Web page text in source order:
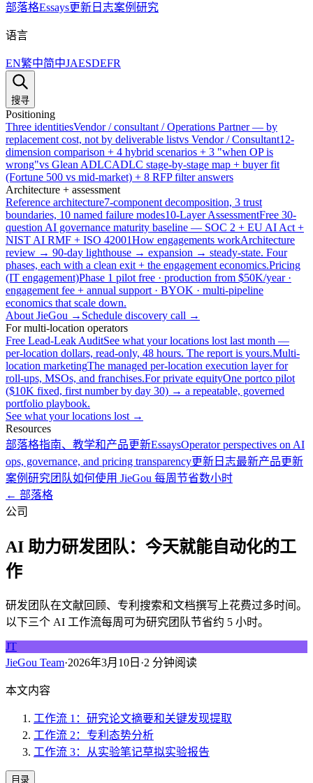
部落格Essays更新日志案例研究
语言
EN繁中简中JAESDEFR
搜寻
Positioning
Three identitiesVendor / consultant / Operations Partner — by
replacement cost, not by deliverable listvs Vendor / Consultant12-
dimension comparison + 4 hybrid scenarios + 3 "when OP is
wrong"vs Glean ADLCADLC stage-by-stage map + buyer fit
(Fortune 500 vs mid-market) + 8 RFP filter answers
Architecture + assessment
Reference architecture7-component decomposition, 3 trust
boundaries, 10 named failure modes10-Layer AssessmentFree 30-
question AI governance maturity baseline — SOC 2 + EU AI Act +
NIST AI RMF + ISO 42001How engagements workArchitecture
review → 90-day lighthouse → expansion → steady-state. Four
phases, each with a clean exit + the engagement economics.Pricing
(IT engagement)Phase 1 pilot free · production from $50K/year ·
engagement fee + annual support · BYOK · multi-pipeline
economics that scale down.
About JieGou → Schedule discovery call →
For multi-location operators
Free Lead-Leak AuditSee what your locations lost last month —
per-location dollars, read-only, 48 hours. The report is yours.Multi-
location marketingThe managed per-location execution layer for
roll-ups, MSOs, and franchises.For private equityOne portco pilot
($10K fixed, first number by day 30) → a repeatable, governed
portfolio playbook.
See what your locations lost →
Resources
部落格指南、教学和产品更新EssaysOperator perspectives on AI
ops, governance, and pricing transparency更新日志最新产品更新
案例研究团队如何使用 JieGou 每周节省数小时
← 部落格
公司
AI 助力研发团队：今天就能自动化的工
作
研发团队在文献回顾、专利搜索和文档撰写上花费过多时间。
以下三个 AI 工作流每周可为研究团队节省约 5 小时。
JT
JieGou Team·2026年3月10日 ·2 分钟阅读
本文内容
工作流 1：研究论文摘要和关键发现提取
工作流 2：专利态势分析
工作流 3：从实验笔记草拟实验报告
目录